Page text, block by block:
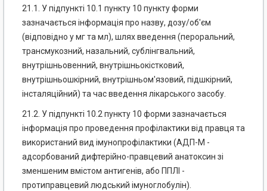
21.1. У підпункті 10.1 пункту 10 пункту форми
зазначається інформація про назву, дозу/об'єм
(відповідно у мг та мл), шлях введення (пероральний,
трансмукозний, назальний, сублінгвальний,
внутрішньовенний, внутрішньокістковий,
внутрішньошкірний, внутрішньом'язовий, підшкірний,
інсталяційний) та час введення лікарського засобу.
21.2. У підпункті 10.2 пункту 10 форми зазначається
інформація про проведення профілактики від правця та
використаний вид імунопрофілактики (АДП-М -
адсорбований дифтерійно-правцевий анатоксин зі
зменшеним вмістом антигенів, або ППЛІ -
протиправцевий людський імуноглобулін).